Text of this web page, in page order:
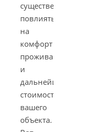
существенно
повлиять
на
комфорт
проживания
и
дальнейшую
стоимость
вашего
объекта.